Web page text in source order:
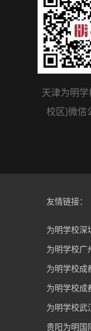
天津为明
校区)微信
友情链接：
为明学校深
为明学校广
为明学校成
为明学校成
为明学校武
贵阳为明国